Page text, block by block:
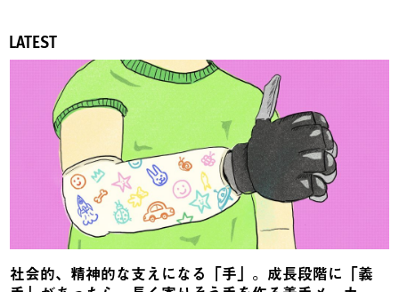
LATEST
社会的、精神的な支えになる「手」。成長段階に「義